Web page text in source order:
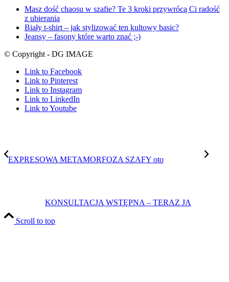
Masz dość chaosu w szafie? Te 3 kroki przywrócą Ci radość
z ubierania
Biały t-shirt – jak stylizować ten kultowy basic?
Jeansy – fasony które warto znać ;-)
© Copyright - DG IMAGE
Link to Facebook
Link to Pinterest
Link to Instagram
Link to LinkedIn
Link to Youtube
EXPRESOWA METAMORFOZA SZAFY oto
KONSULTACJA WSTĘPNA – TERAZ JA
Scroll to top